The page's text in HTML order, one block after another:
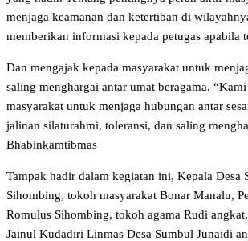
menjaga keamanan dan ketertiban di
memberikan informasi kepada petugas apabila
Dan mengajak kepada masyarakat untuk
saling menghargai antar umat beragama.
masyarakat untuk menjaga hubungan antar
jalinan silaturahmi, toleransi, dan saling
Bhabinkamtibmas
Tampak hadir dalam kegiatan ini, Kepala Desa
Sihombing, tokoh masyarakat Bonar Manalu,
Romulus Sihombing, tokoh agama Rudi
Jainul Kudadiri Linmas Desa Sumbul Junaidi